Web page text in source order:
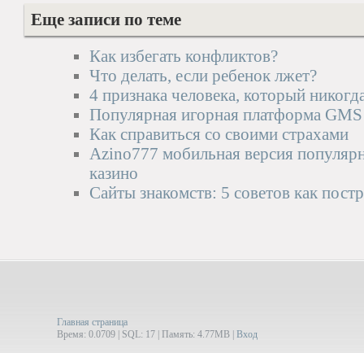
Еще записи по теме
Как избегать конфликтов?
Что делать, если ребенок лжет?
4 признака человека, который
Популярная игорная платформа
Как справиться со своими страхами
Azino777 мобильная версия
казино
Сайты знакомств: 5 советов как
Главная страница
Время: 0.0709 | SQL: 17 | Память: 4.77MB Вход